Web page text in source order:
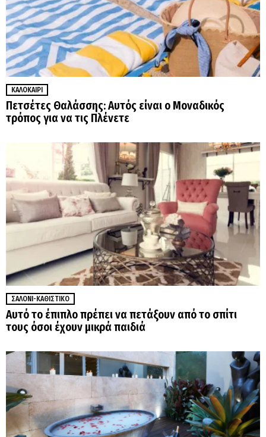
ΚΑΛΟΚΑΊΡΙ
Πετσέτες Θαλάσσης: Αυτός είναι ο Μοναδικός
τρόπος για να τις Πλένετε
ΣΑΛΌΝΙ-ΚΑΘΙΣΤΙΚΌ
Αυτό το έπιπλο πρέπει να πετάξουν από το σπίτι
τους όσοι έχουν μικρά παιδιά